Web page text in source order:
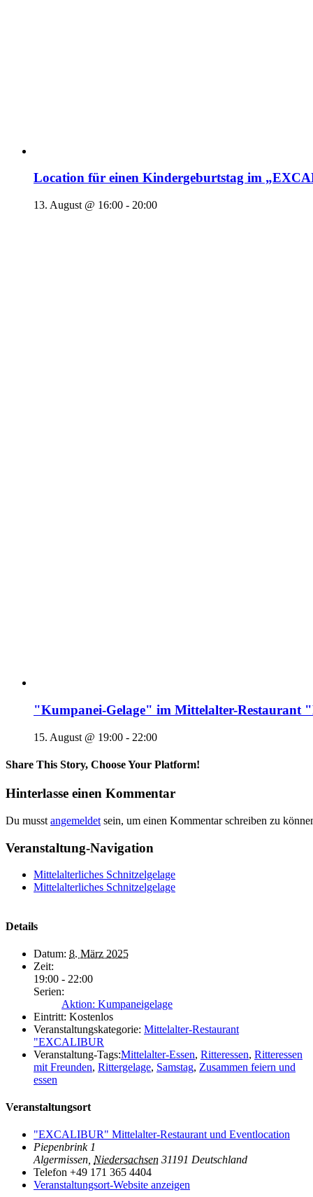
Location für einen Kindergeburtstag im
13. August @ 16:00 - 20:00
"Kumpanei-Gelage" im Mittelalter-
15. August @ 19:00 - 22:00
Share This Story, Choose Your Platform!
Hinterlasse einen Kommentar
Du musst angemeldet sein, um einen Kommentar schreiben zu
Veranstaltung-Navigation
Mittelalterliches Schnitzelgelage
Mittelalterliches Schnitzelgelage
Details
Datum: 8. März 2025
Zeit:
19:00 - 22:00
Serien:
Aktion: Kumpaneigelage
Eintritt: Kostenlos
Veranstaltungskategorie: Mittelalter-Restaurant
"EXCALIBUR
Veranstaltung-Tags:Mittelalter-Essen, Ritteressen, Ritteressen
mit Freunden, Rittergelage, Samstag, Zusammen feiern und
essen
Veranstaltungsort
"EXCALIBUR" Mittelalter-Restaurant und Eventlocation
Piepenbrink 1
Algermissen Niedersachsen 31191 Deutschland
Telefon +49 171 365 4404
Veranstaltungsort-Website anzeigen